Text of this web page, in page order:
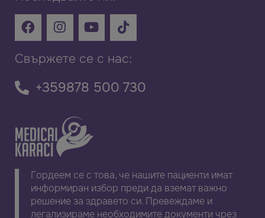
Свържете се с нас:
+359878 500 730
Гордеем се с това, че нашите пациенти имат
информиран избор преди да вземат важно
решение за здравето си. Превеждаме и
легализираме необходимите документи чрез